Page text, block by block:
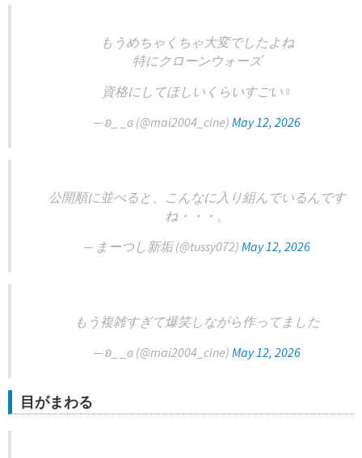
もうめちゃくちゃ大変でしたよね
特にクローンウォーズ
資格にしてほしいくらいすごい‍♀️
— ʚ_ _ɞ (@mai2004_cine) May 12, 2026
公開順に並べると、こんなに入り組んでいるんです
ね・・・。
— まーつし新垢 (@tussy072) May 12, 2026
もう複雑すぎて爆笑しながら作ってました
— ʚ_ _ɞ (@mai2004_cine) May 12, 2026
目がまわる